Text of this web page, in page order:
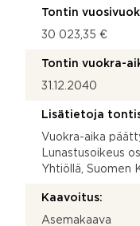
Tontin
30 023,35 €
Tontin vuokra-
31.12.2040
Lisätietoja
Vuokra-aika
Lunastusoikeus
Yhtiöllä, Suomen
Kaavoitus:
Asemakaava